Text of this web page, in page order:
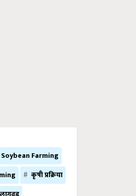
Soybean Farming
कृषी प्रक्रिया